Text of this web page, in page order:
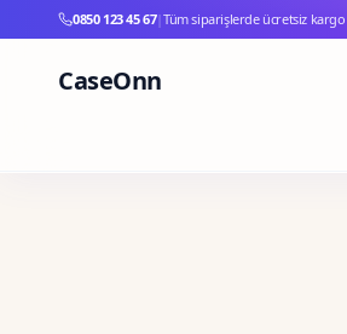
0850 123 45 67|Tüm siparişlerde ücretsiz kargo
CaseOnn